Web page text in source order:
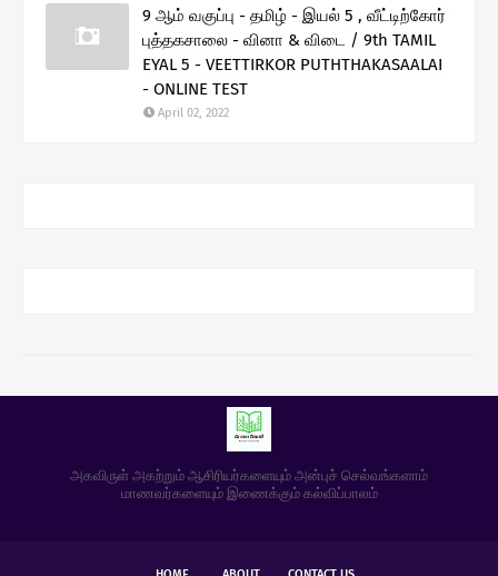
9 ஆம் வகுப்பு - தமிழ் - இயல் 5 , வீட்டிற்கோர்
புத்தகசாலை - வினா & விடை / 9th TAMIL
EYAL 5 - VEETTIRKOR PUTHTHAKASAALAI
- ONLINE TEST
April 02, 2022
அகவிருள் அகற்றும் ஆசிரியர்களையும் அன்புச் செல்வங்களாம்
மாணவர்களையும் இணைக்கும் கல்விப்பாலம்